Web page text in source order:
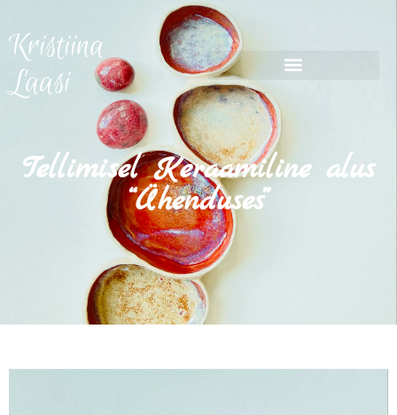
Kristiina
Laasi
Tellimisel Keraamiline alus
“Ühenduses”